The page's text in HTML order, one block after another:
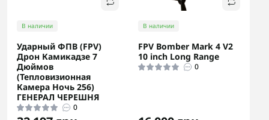
В наличии
Ударный ФПВ (FPV)
Дрон Камикадзе 7
Дюймов
(Тепловизионная
Камера Ночь 256)
ГЕНЕРАЛ ЧЕРЕШНЯ
0
В наличии
FPV Bomber Mark 4 V2
10 inch Long Range
0